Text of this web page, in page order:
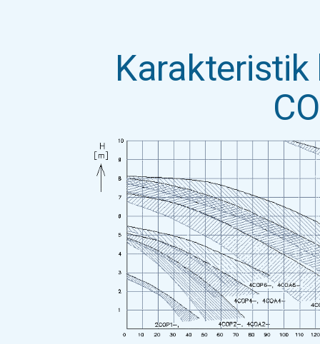
Karakteristik